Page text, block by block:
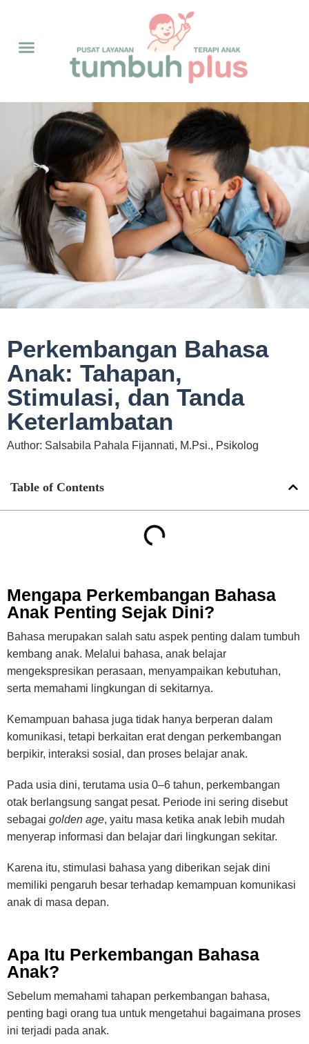
Perkembangan Bahasa
Anak: Tahapan,
Stimulasi, dan Tanda
Keterlambatan
Author: Salsabila Pahala Fijannati, M.Psi., Psikolog
Table of Contents
Mengapa Perkembangan Bahasa
Anak Penting Sejak Dini?
Bahasa merupakan salah satu aspek penting dalam tumbuh
kembang anak. Melalui bahasa, anak belajar
mengekspresikan perasaan, menyampaikan kebutuhan,
serta memahami lingkungan di sekitarnya.
Kemampuan bahasa juga tidak hanya berperan dalam
komunikasi, tetapi berkaitan erat dengan perkembangan
berpikir, interaksi sosial, dan proses belajar anak.
Pada usia dini, terutama usia 0–6 tahun, perkembangan
otak berlangsung sangat pesat. Periode ini sering disebut
sebagai golden age, yaitu masa ketika anak lebih mudah
menyerap informasi dan belajar dari lingkungan sekitar.
Karena itu, stimulasi bahasa yang diberikan sejak dini
memiliki pengaruh besar terhadap kemampuan komunikasi
anak di masa depan.
Apa Itu Perkembangan Bahasa
Anak?
Sebelum memahami tahapan perkembangan bahasa,
penting bagi orang tua untuk mengetahui bagaimana proses
ini terjadi pada anak.